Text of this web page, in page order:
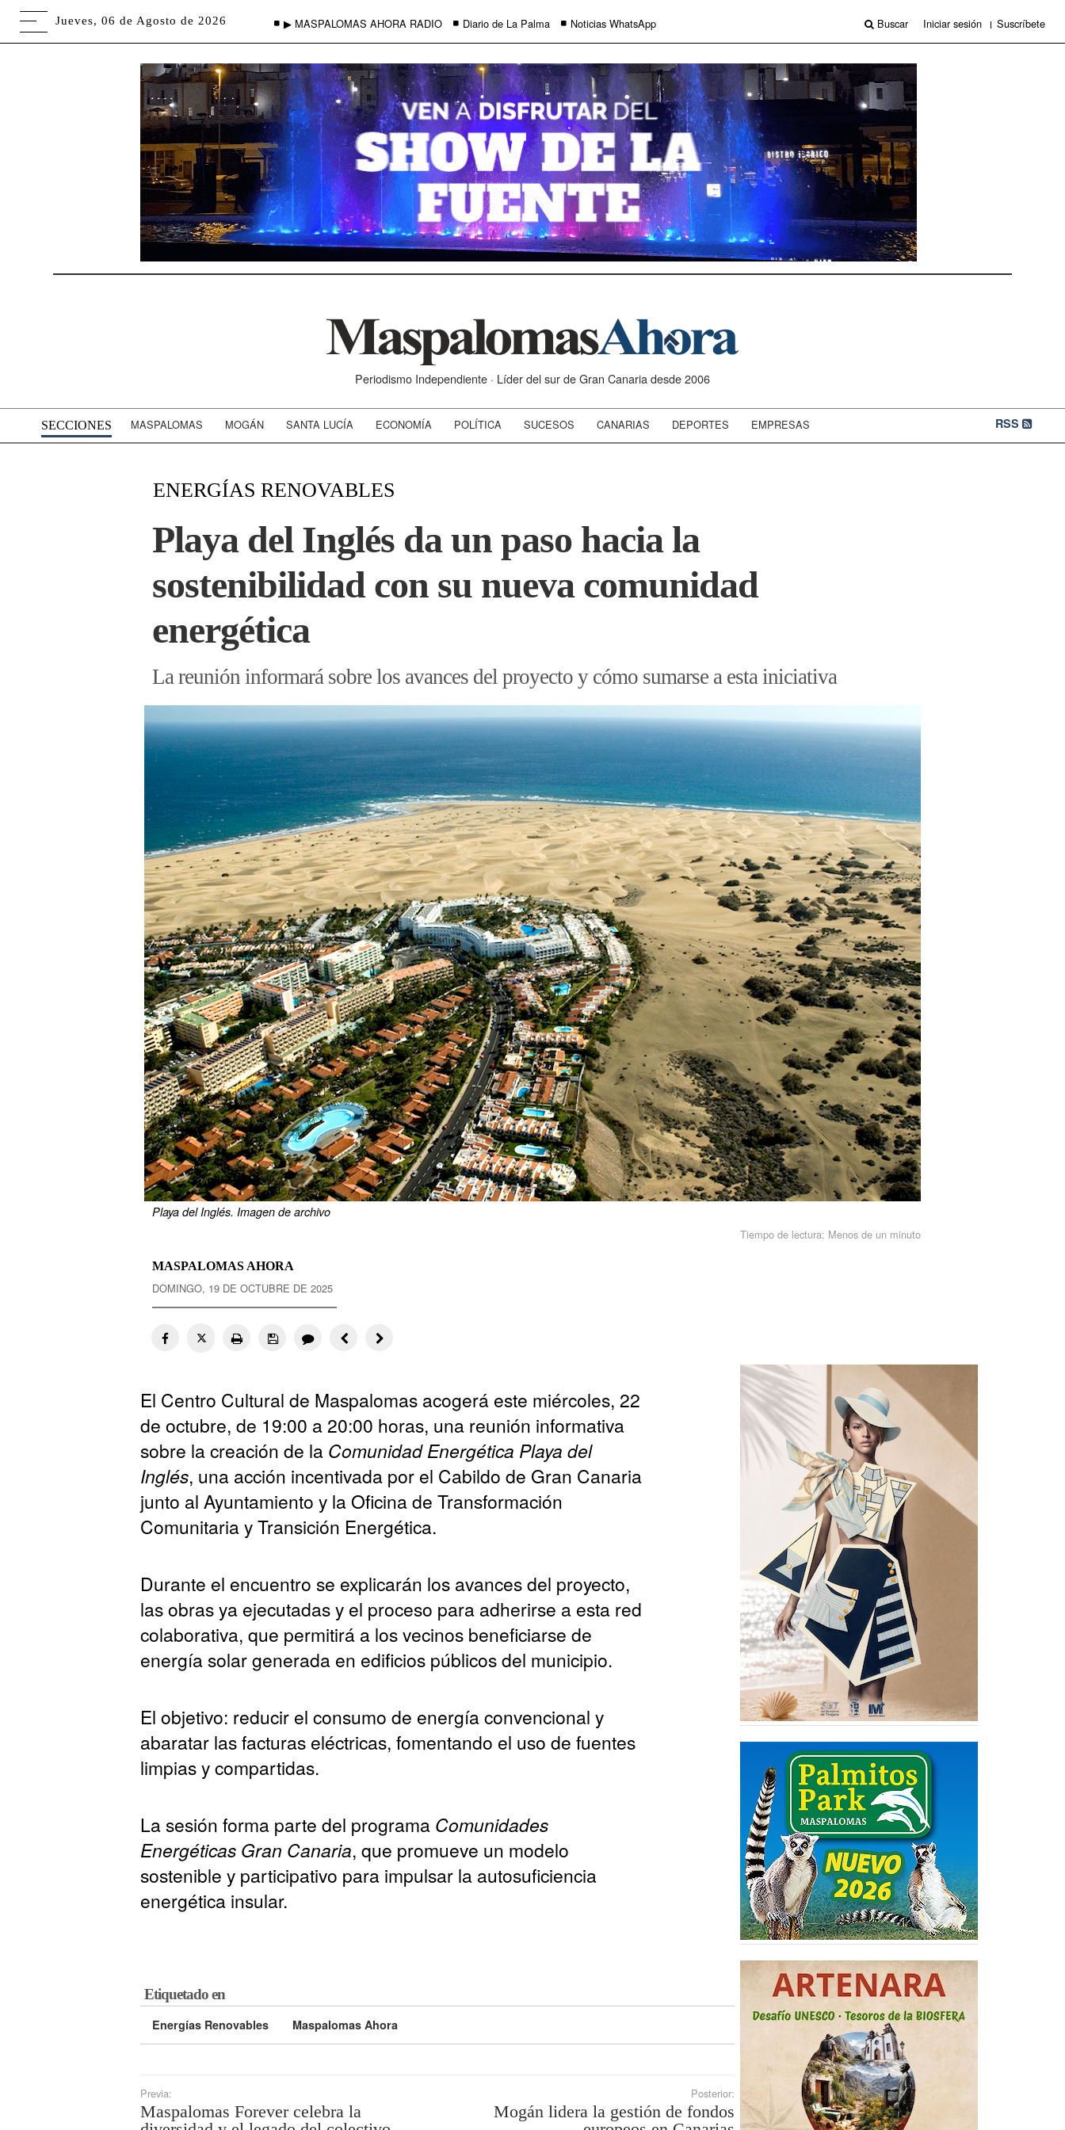
Jueves, 06 de Agosto de 2026 ▶ MASPALOMAS AHORA RADIO Diario de La Palma Noticias WhatsApp Buscar Iniciar sesión Suscríbete
Periodismo Independiente · Líder del sur de Gran Canaria desde 2006
SECCIONES MASPALOMAS MOGÁN SANTA LUCÍA ECONOMÍA POLÍTICA SUCESOS CANARIAS DEPORTES EMPRESAS RSS
ENERGÍAS RENOVABLES
Playa del Inglés da un paso hacia la
sostenibilidad con su nueva comunidad
energética
La reunión informará sobre los avances del proyecto y cómo sumarse a esta iniciativa
Playa del Inglés. Imagen de archivo
MASPALOMAS AHORA
DOMINGO, 19 DE OCTUBRE DE 2025
Tiempo de lectura: Menos de un minuto
El Centro Cultural de Maspalomas acogerá este miércoles, 22
de octubre, de 19:00 a 20:00 horas, una reunión informativa
sobre la creación de la Comunidad Energética Playa del
Inglés, una acción incentivada por el Cabildo de Gran Canaria
junto al Ayuntamiento y la Oficina de Transformación
Comunitaria y Transición Energética.
Durante el encuentro se explicarán los avances del proyecto,
las obras ya ejecutadas y el proceso para adherirse a esta red
colaborativa, que permitirá a los vecinos beneficiarse de
energía solar generada en edificios públicos del municipio.
El objetivo: reducir el consumo de energía convencional y
abaratar las facturas eléctricas, fomentando el uso de fuentes
limpias y compartidas.
La sesión forma parte del programa Comunidades
Energéticas Gran Canaria, que promueve un modelo
sostenible y participativo para impulsar la autosuficiencia
energética insular.
Etiquetado en
Energías Renovables Maspalomas Ahora
Previa:
Maspalomas Forever celebra la
Posterior:
Mogán lidera la gestión de fondos